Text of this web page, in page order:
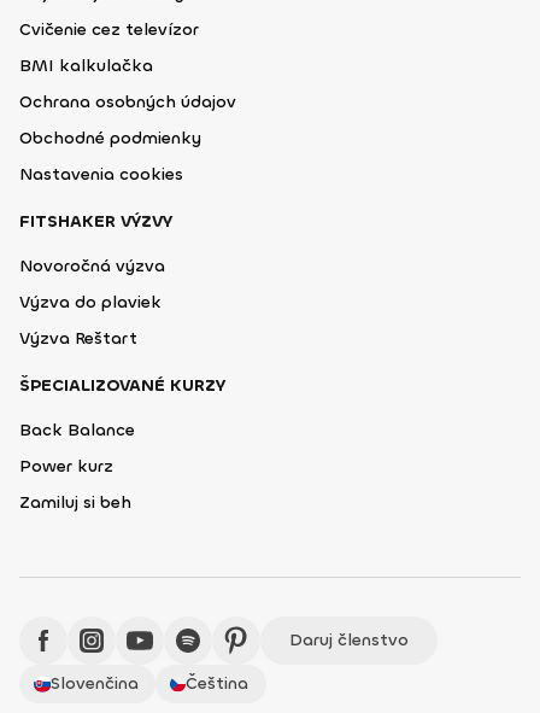
Cvičenie cez televízor
BMI kalkulačka
Ochrana osobných údajov
Obchodné podmienky
Nastavenia cookies
FITSHAKER VÝZVY
Novoročná výzva
Výzva do plaviek
Výzva Reštart
ŠPECIALIZOVANÉ KURZY
Back Balance
Power kurz
Zamiluj si beh
Daruj členstvo
Slovenčina
Čeština